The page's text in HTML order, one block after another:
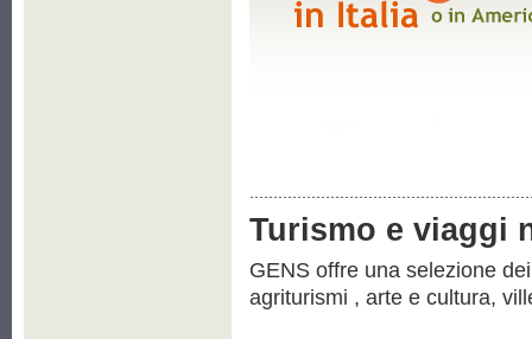
Turismo e viaggi
GENS offre una selezione
agriturismi , arte e cultura,